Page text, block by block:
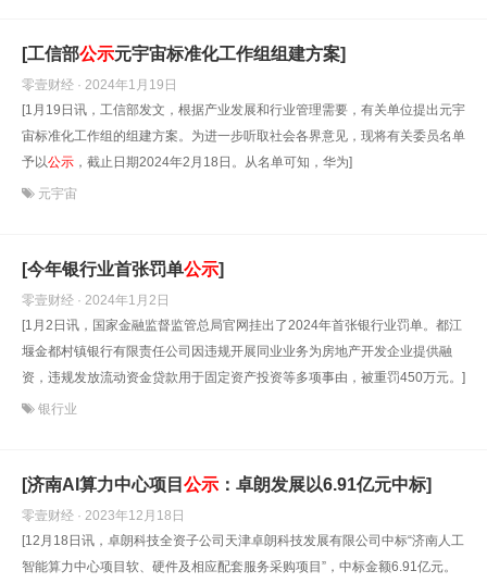
[工信部公示元宇宙标准化工作组组建方案]
零壹财经 · 2024年1月19日
[1月19日讯，工信部发文，根据产业发展和行业管理需要，有关单位提出元宇
宙标准化工作组的组建方案。为进一步听取社会各界意见，现将有关委员名单
予以公示 ，截止日期2024年2月18日。从名单可知，华为]
元宇宙
[今年银行业首张罚单公示]
零壹财经 · 2024年1月2日
[1月2日讯，国家金融监督监管总局官网挂出了2024年首张银行业罚单。都江
堰金都村镇银行有限责任公司因违规开展同业业务为房地产开发企业提供融
资，违规发放流动资金贷款用于固定资产投资等多项事由，被重罚450万元。]
银行业
[济南AI算力中心项目 公示 ：卓朗发展以6.91亿元中标]
零壹财经 · 2023年12月18日
[12月18日讯，卓朗科技全资子公司天津卓朗科技发展有限公司中标“济南人工
智能算力中心项目软、硬件及相应配套服务采购项目”，中标金额6.91亿元。